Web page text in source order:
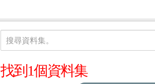
資料集
搜尋資料集。
找到1個資料集